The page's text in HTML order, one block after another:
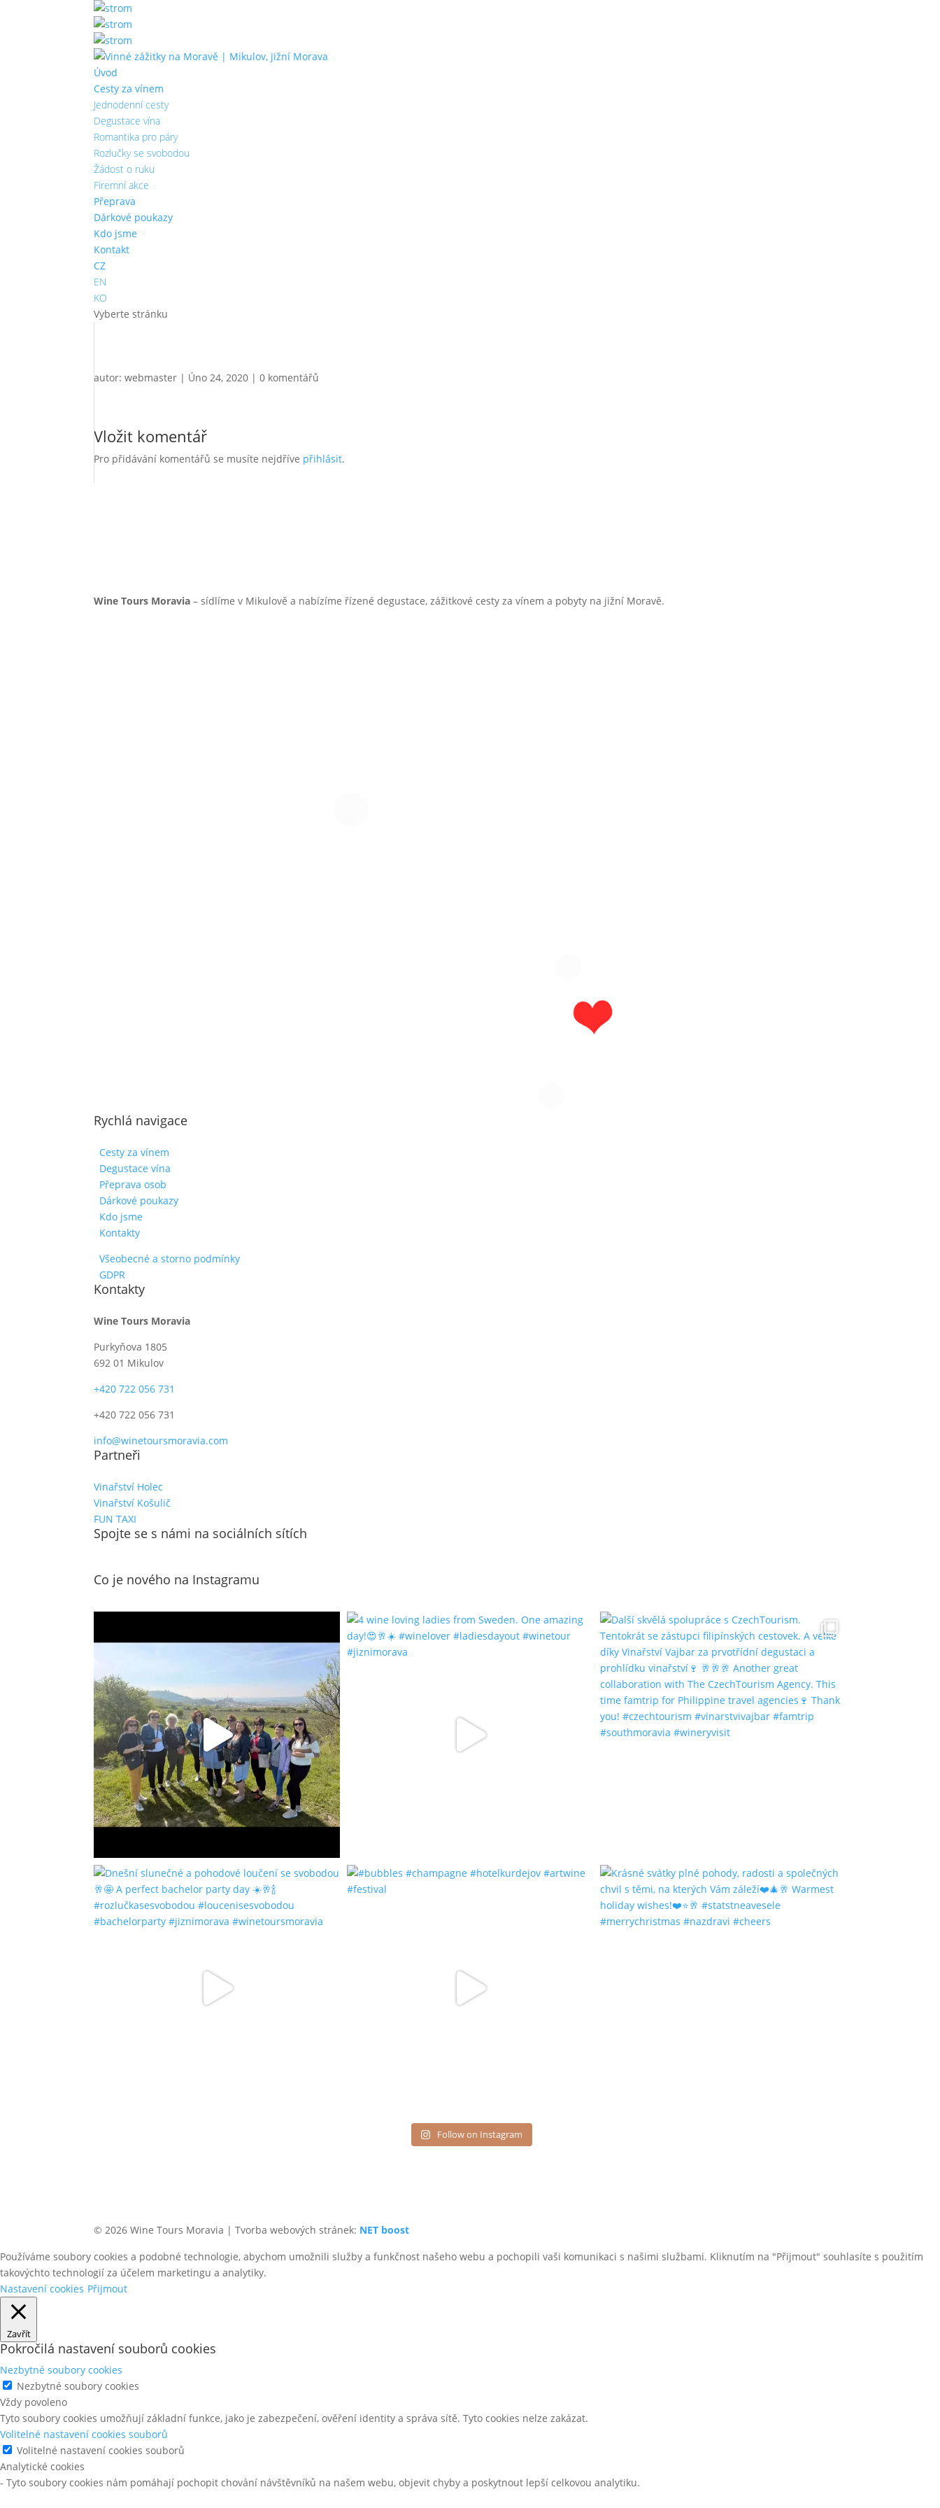
Úvod
Cesty za vínem
Jednodenní cesty
Degustace vína
Romantika pro páry
Rozlučky se svobodou
Žádost o ruku
Firemní akce
Přeprava
Dárkové poukazy
Kdo jsme
Kontakt
CZ
EN
KO
Vyberte stránku
autor:webmaster | Úno 24, 2020 |0 komentářů
Vložit komentář
Pro přidávání komentářů se musíte nejdříve přihlásit.
Wine Tours Moravia – sídlíme v Mikulově a nabízíme řízené degustace, zážitkové cesty za vínem a pobyty na jižní Moravě.
Rychlá navigace
Cesty za vínem
Degustace vína
Přeprava osob
Dárkové poukazy
Kdo jsme
Kontakty
Všeobecné a storno podmínky
GDPR
Kontakty
Wine Tours Moravia
Purkyňova 1805
692 01 Mikulov
+420 722 056 731
+420 722 056 731
info@winetoursmoravia.com
Partneři
Vinařství Holec
Vinařství Košulič
FUN TAXI
Spojte se s námi na sociálních sítích
Co je nového na Instagramu
Follow on Instagram
© 2026 Wine Tours Moravia | Tvorba webových stránek: NET boost
Používáme soubory cookies a podobné technologie, abychom umožnili služby a funkčnost našeho webu a pochopili vaši komunikaci s našimi službami. Kliknutím na "Přijmout" souhlasíte s použitím
takovýchto technologií za účelem marketingu a analytiky.
Nastavení cookies Přijmout
Zavřít
Pokročilá nastavení souborů cookies
Nezbytné soubory cookies
Nezbytné soubory cookies
Vždy povoleno
Tyto soubory cookies umožňují základní funkce, jako je zabezpečení, ověření identity a správa sítě. Tyto cookies nelze zakázat.
Volitelné nastavení cookies souborů
Volitelné nastavení cookies souborů
Analytické cookies
- Tyto soubory cookies nám pomáhají pochopit chování návštěvníků na našem webu, objevit chyby a poskytnout lepší celkovou analytiku.